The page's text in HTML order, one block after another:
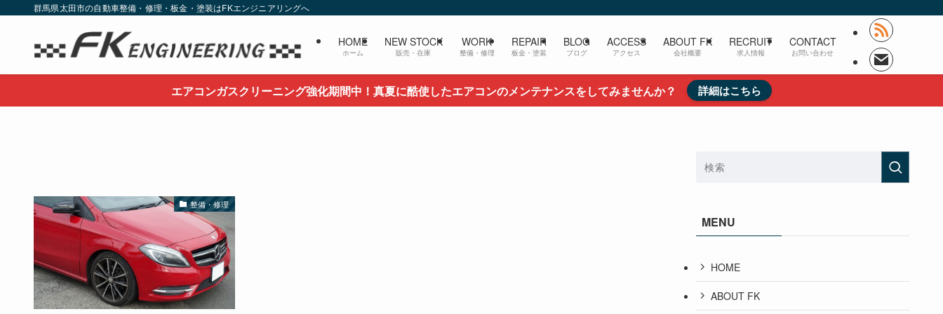
群馬県太田市の自動車整備・修理・板金・塗装はFKエンジニアリングへ
HOME
ホーム
NEW STOCK
販売・在庫
WORK
整備・修理
REPAIR
板金・塗装
BLOG
ブログ
ACCESS
アクセス
ABOUT FK
会社概要
RECRUIT
求人情報
CONTACT
お問い合わせ
エアコンガスクリーニング強化期間中！真夏に酷使したエアコンのメンテナンスをしてみませんか？ 詳細はこちら
整備・修理
MENU
HOME
ABOUT FK